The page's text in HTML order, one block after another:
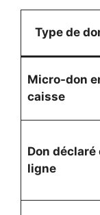
Type de
Micro-don
caisse
Don déclaré
ligne